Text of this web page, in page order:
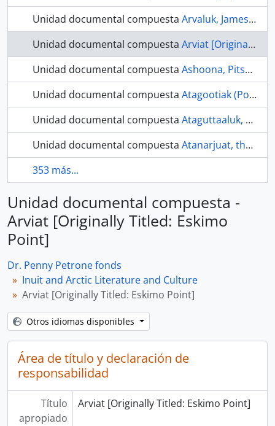
Unidad documental compuesta Arvaluk, James, poet
Unidad documental compuesta Arviat [Originally Titled: Eskimo Point]
Unidad documental compuesta Ashoona, Pitseolak
Unidad documental compuesta Atagootiak (Pond Inlet)
Unidad documental compuesta Ataguttaaluk, Monica (c. 1875-1948)
Unidad documental compuesta Atanarjuat, the fast runner
353 más...
Unidad documental compuesta -
Arviat [Originally Titled: Eskimo
Point]
Dr. Penny Petrone fonds
Inuit and Arctic Literature and Culture
Arviat [Originally Titled: Eskimo Point]
Otros idiomas disponibles
Área de título y declaración de
responsabilidad
Título
apropiado
Arviat [Originally Titled: Eskimo Point]